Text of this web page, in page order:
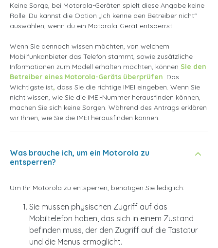
Keine Sorge, bei Motorola-Geräten spielt diese Angabe keine
Rolle. Du kannst die Option „Ich kenne den Betreiber nicht“
auswählen, wenn du ein Motorola-Gerät entsperrst.
Wenn Sie dennoch wissen möchten, von welchem
Mobilfunkanbieter das Telefon stammt, sowie zusätzliche
Informationen zum Modell erhalten möchten, können Sie den
Betreiber eines Motorola-Geräts überprüfen. Das
Wichtigste ist, dass Sie die richtige IMEI eingeben. Wenn Sie
nicht wissen, wie Sie die IMEI-Nummer herausfinden können,
machen Sie sich keine Sorgen. Während des Antrags erklären
wir Ihnen, wie Sie die IMEI herausfinden können.
Was brauche ich, um ein Motorola zu
entsperren?
Um Ihr Motorola zu entsperren, benötigen Sie lediglich:
Sie müssen physischen Zugriff auf das
Mobiltelefon haben, das sich in einem Zustand
befinden muss, der den Zugriff auf die Tastatur
und die Menüs ermöglicht.